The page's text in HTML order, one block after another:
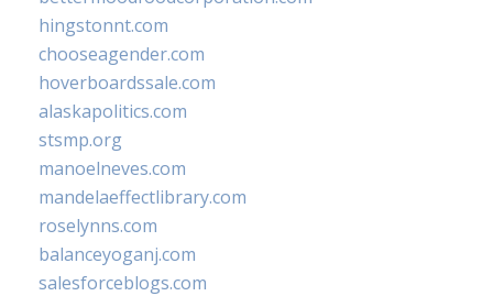
hingstonnt.com
chooseagender.com
hoverboardssale.com
alaskapolitics.com
stsmp.org
manoelneves.com
mandelaeffectlibrary.com
roselynns.com
balanceyoganj.com
salesforceblogs.com